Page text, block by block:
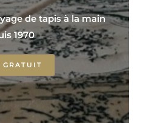
de tapis à la main
1970
GRATUIT